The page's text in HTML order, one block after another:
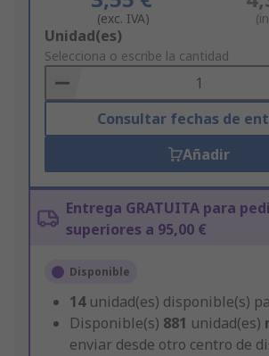
(exc. IVA)
Add
to
Basket
Unidad(es)
Selecciona o escribe la cantidad
Consultar fechas de
Añadir
Entrega GRATUITA para
superiores a 95,00 €
Disponible
14 unidad(es) disponible(s)
Disponible(s) 881 unidad(es)
enviar desde otro centro de